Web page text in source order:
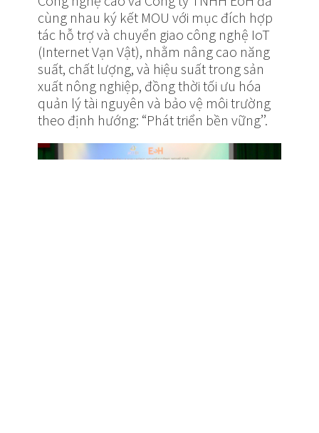
cùng nhau ký kết MOU với mục đích hợp
tác hỗ trợ và chuyển giao công nghệ IoT
(Internet Vạn Vật), nhằm nâng cao năng
suất, chất lượng, và hiệu suất trong sản
xuất nông nghiệp, đồng thời tối ưu hóa
quản lý tài nguyên và bảo vệ môi trường
theo định hướng: “Phát triển bền vững’’.